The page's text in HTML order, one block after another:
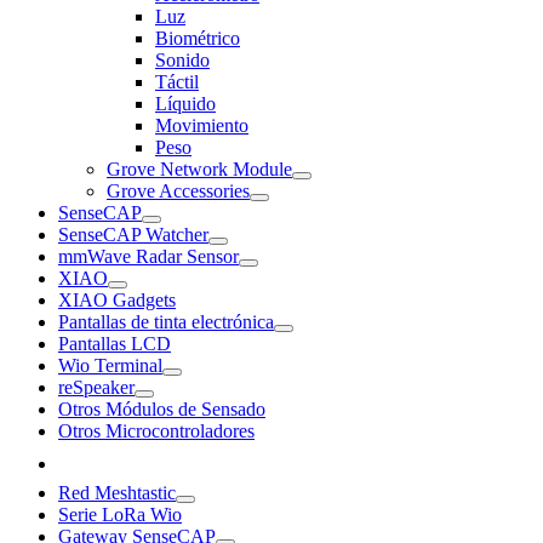
Luz
Biométrico
Sonido
Táctil
Líquido
Movimiento
Peso
Grove Network Module
Grove Accessories
SenseCAP
SenseCAP Watcher
mmWave Radar Sensor
XIAO
XIAO Gadgets
Pantallas de tinta electrónica
Pantallas LCD
Wio Terminal
reSpeaker
Otros Módulos de Sensado
Otros Microcontroladores
Red Meshtastic
Serie LoRa Wio
Gateway SenseCAP